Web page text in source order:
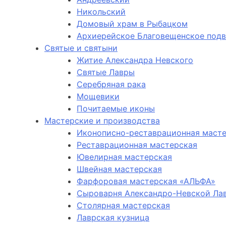
Никольский
Домовый храм в Рыбацком
Архиерейское Благовещенское
Святые и святыни
Житие Александра Невского
Святые Лавры
Серебряная рака
Мощевики
Почитаемые иконы
Мастерские и производства
Иконописно-реставрационная
Реставрационная мастерская
Ювелирная мастерская
Швейная мастерская
Фарфоровая мастерская «АЛЬФА»
Сыроварня Александро-Невской
Столярная мастерская
Лаврская кузница